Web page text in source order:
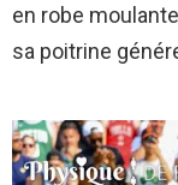
en robe
sa poitrine